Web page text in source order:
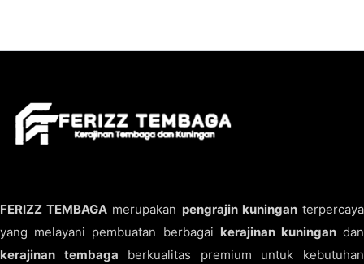
FERIZZ TEMBAGA merupakan pengrajin kuninganterpercaya
yang melayani pembuatan berbagai kerajinan kuningandan
kerajinan tembaga berkualitas premium untuk kebutuhan